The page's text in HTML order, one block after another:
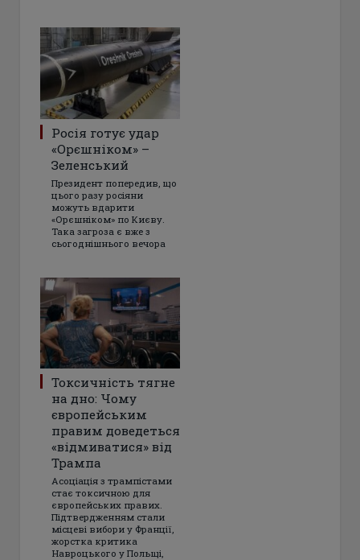
Росія готує удар
«Орєшніком» –
Зеленський
Президент попередив, що
цього разу росіяни
можуть вдарити
«Орєшніком» по Києву.
Така загроза є вже з
сьогоднішнього вечора
Токсичність тягне
на дно: Чому
європейським
правим доведеться
«відмиватися» від
Трампа
Асоціація з трампістами
стає токсичною для
європейських правих.
Підтвердженням стали
місцеві вибори у Франції,
жорстка критика
Навроцького у Польщі,